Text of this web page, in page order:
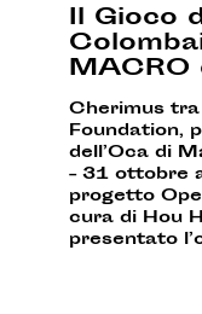
Il Gioco
MACRO
Cherimus
Foundation,
dell’Oca di
– 31 ottobre
progetto
cura di Hou
presentato